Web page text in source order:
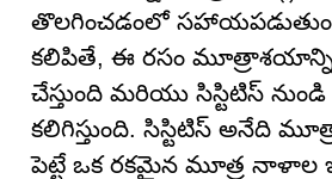
తొలగించడంలో
కలిపితే, ఈ రసం
చేస్తుంది మరియు సిస్టిటిస్
కలిగిస్తుంది. సిస్టిటిస్ అనేది
పెట్టే ఒక రకమైన మూత్ర నాళాల